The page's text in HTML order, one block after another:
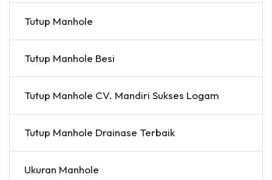
Tutup Manhole
Tutup Manhole Besi
Tutup Manhole CV. Mandiri Sukses Logam
Tutup Manhole Drainase Terbaik
Ukuran Manhole